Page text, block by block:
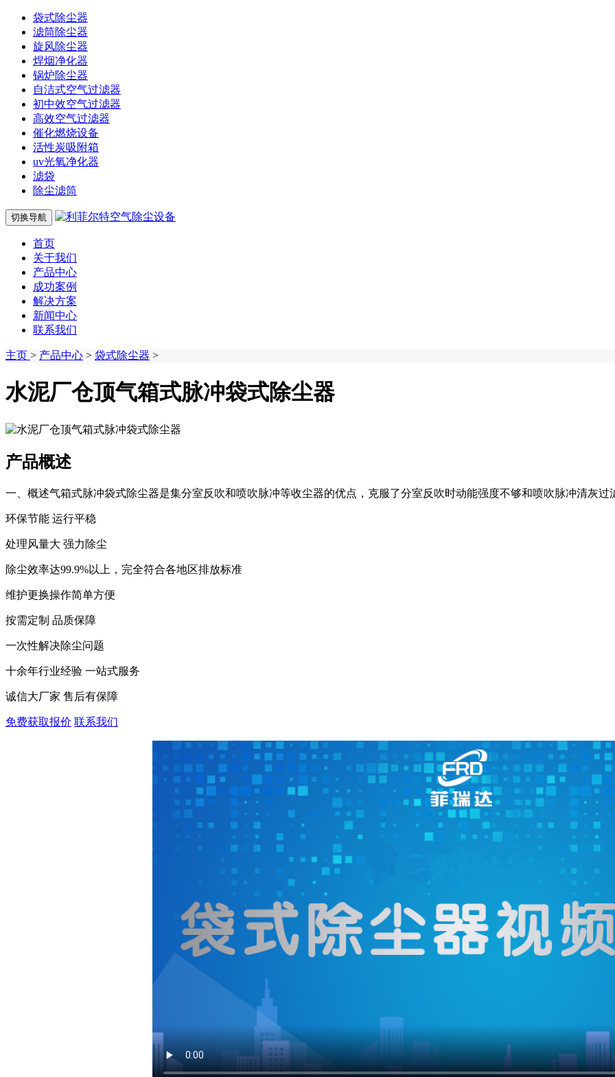
袋式除尘器
滤筒除尘器
旋风除尘器
焊烟净化器
锅炉除尘器
自洁式空气过滤器
初中效空气过滤器
高效空气过滤器
催化燃烧设备
活性炭吸附箱
uv光氧净化器
滤袋
除尘滤筒
切换导航
首页
关于我们
产品中心
成功案例
解决方案
新闻中心
联系我们
主页 > 产品中心 > 袋式除尘器 >
水泥厂仓顶气箱式脉冲袋式除尘器
产品概述
一、概述气箱式脉冲袋式除尘器是集分室反吹和喷吹脉冲等收尘器的优点，克服了分室反吹时动能强度不够和喷吹脉冲清灰
环保节能 运行平稳
处理风量大 强力除尘
除尘效率达99.9%以上，完全符合各地区排放标准
维护更换操作简单方便
按需定制 品质保障
一次性解决除尘问题
十余年行业经验 一站式服务
诚信大厂家 售后有保障
免费获取报价 联系我们